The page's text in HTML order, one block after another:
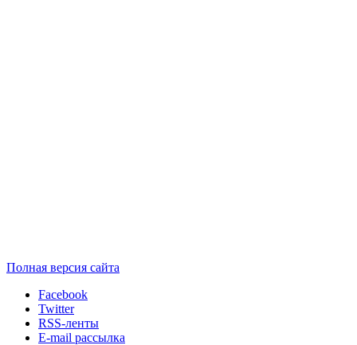
Полная версия сайта
Facebook
Twitter
RSS-ленты
E-mail рассылка